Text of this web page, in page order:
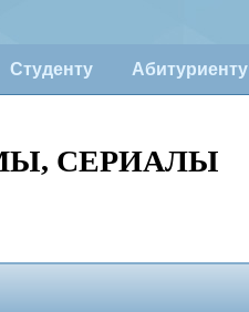
Студенту Абитуриенту
СЕРИАЛЫ